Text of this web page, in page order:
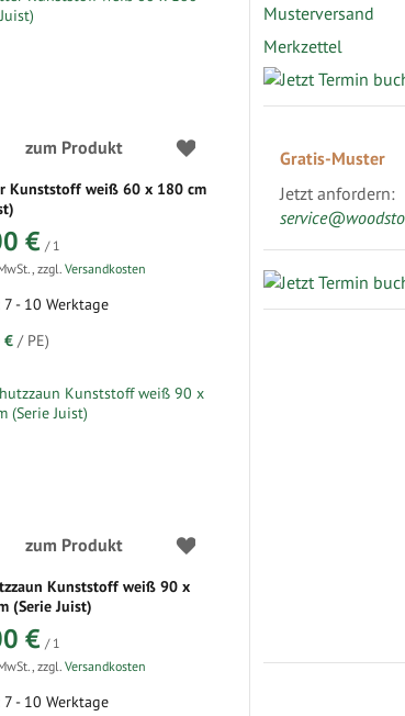
zum Produkt
Kunststoff weiß 60 x 180 cm
€ / 1
,zzgl.Versandkosten
- 10 Werktage
€ / PE)
zum Produkt
Kunststoff weiß 90 x
(Serie Juist)
€ / 1
,zzgl.Versandkosten
- 10 Werktage
Musterversand
Merkzettel
Gratis-Muster
Jetzt anfordern: